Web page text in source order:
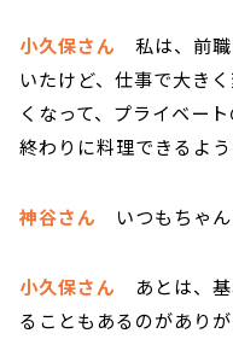
小久保さん 私は、前職
いたけど、仕事で大き
くなって、プライベー
終わりに料理できるよう
神谷さん いつもちゃん
小久保さん あとは、
ることもあるのがあり